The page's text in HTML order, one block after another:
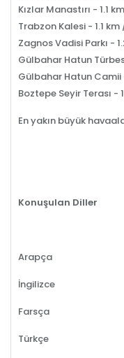
Kızlar Manastırı - 1.1
Trabzon Kalesi - 1.1
Zagnos Vadisi Parkı -
Gülbahar Hatun
Gülbahar Hatun Camii
Boztepe Seyir Terası -
En yakın büyük
Konuşulan Diller
Arapça
İngilizce
Farsça
Türkçe